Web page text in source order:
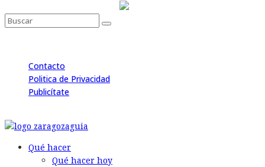
Contacto
Politica de Privacidad
Publicítate
Qué hacer
Qué hacer hoy